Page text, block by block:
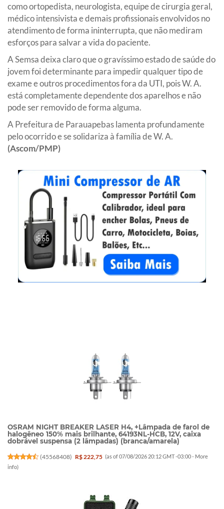
como ortopedista, neurologista, equipe de cirurgia geral,
médico intensivista e demais profissionais envolvidos no
atendimento de forma ininterrupta, que não mediram
esforços para salvar a vida do paciente.
A Semsa deixa claro que o gravíssimo estado de saúde do
jovem foi determinante para impedir qualquer tipo de
exame e outros procedimentos fora da UTI, pois W. A.
está completamente dependente dos aparelhos e não
pode ser removido de forma alguma.
A Prefeitura de Parauapebas lamenta profundamente
pelo ocorrido e se solidariza à família de W. A.
(Ascom/PMP)
OSRAM NIGHT BREAKER LASER H4, +Lâmpada de farol de
halogêneo 150% mais brilhante, 64193NL-HCB, 12V, caixa
dobrável suspensa (2 lâmpadas) (branca/amarela)
(45568408) R$ 222,75 (as of 07/08/2026 20:12 GMT -03:00 - More
info)